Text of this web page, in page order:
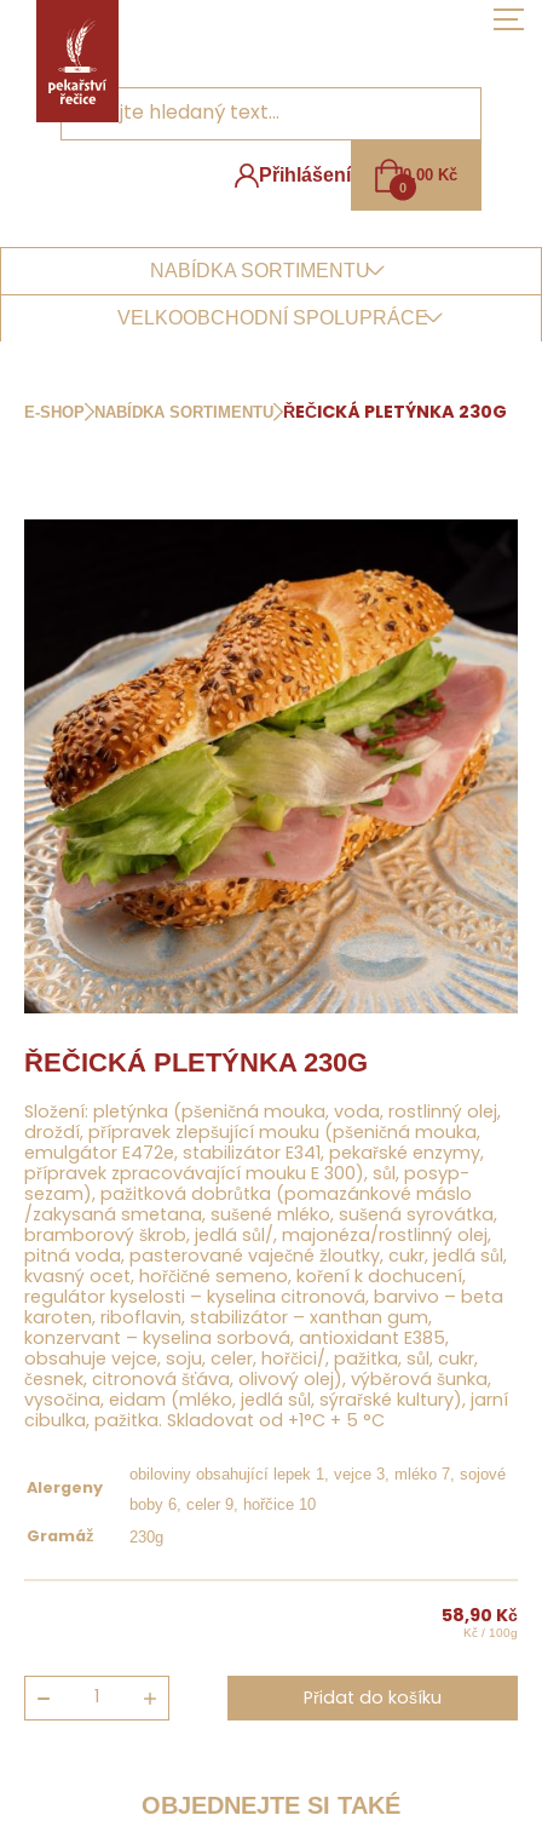
Přihlášení
0
0,00 Kč
NABÍDKA SORTIMENTU
VELKOOBCHODNÍ SPOLUPRÁCE
E-SHOP NABÍDKA SORTIMENTU ŘEČICKÁ PLETÝNKA 230G
ŘEČICKÁ PLETÝNKA 230G
Složení: pletýnka (pšeničná mouka, voda, rostlinný olej,
droždí, přípravek zlepšující mouku (pšeničná mouka,
emulgátor E472e, stabilizátor E341, pekařské enzymy,
přípravek zpracovávající mouku E 300), sůl, posyp-
sezam ), pažitková dobrůtka (pomazánkové máslo
/zakysaná smetana, sušené mléko, sušená syrovátka,
bramborový škrob, jedlá sůl/, majonéza/rostlinný olej,
pitná voda, pasterované vaječné žloutky, cukr, jedlá sůl,
kvasný ocet, hořčičné semeno, koření k dochucení,
regulátor kyselosti – kyselina citronová, barvivo – beta
karoten, riboflavin, stabilizátor – xanthan gum,
konzervant – kyselina sorbová, antioxidant E385,
obsahuje vejce, soju, celer, hořčici/, pažitka, sůl, cukr,
česnek, citronová šťáva, olivový olej), výběrová šunka,
vysočina, eidam (mléko, jedlá sůl, sýrařské kultury), jarní
cibulka, pažitka. Skladovat od +1°C + 5 °C
Alergeny
obiloviny obsahující lepek 1, vejce 3, mléko 7, sojové
boby 6, celer 9, hořčice 10
Gramáž 230g
58,90 Kč
Kč / 100g
Řečická
pletýnka
Přidat do košíku
OBJEDNEJTE SI TAKÉ